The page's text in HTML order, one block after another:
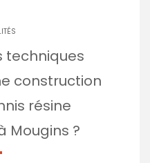
techniques
construction
résine
Mougins ?